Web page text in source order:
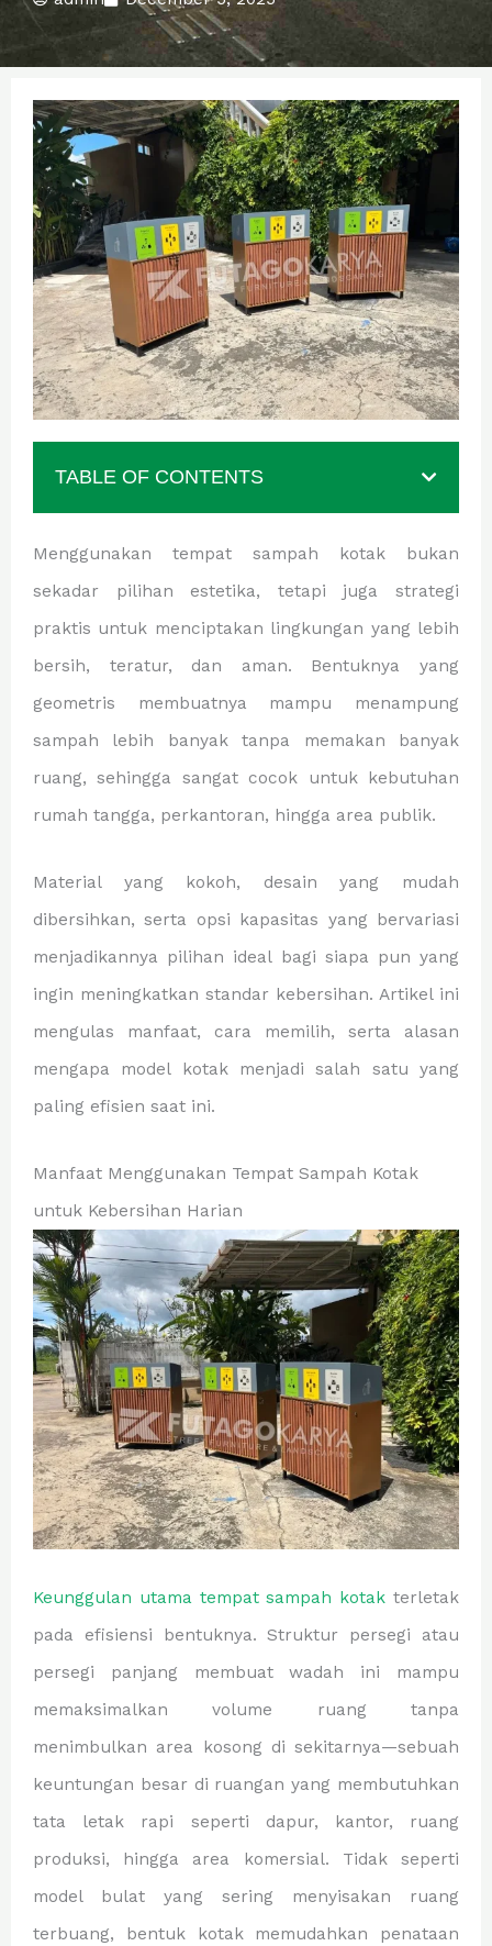
TABLE OF CONTENTS
Menggunakan tempat sampah kotak bukan
sekadar pilihan estetika, tetapi juga strategi
praktis untuk menciptakan lingkungan yang lebih
bersih, teratur, dan aman. Bentuknya yang
geometris membuatnya mampu menampung
sampah lebih banyak tanpa memakan banyak
ruang, sehingga sangat cocok untuk kebutuhan
rumah tangga, perkantoran, hingga area publik.
Material yang kokoh, desain yang mudah
dibersihkan, serta opsi kapasitas yang bervariasi
menjadikannya pilihan ideal bagi siapa pun yang
ingin meningkatkan standar kebersihan. Artikel ini
mengulas manfaat, cara memilih, serta alasan
mengapa model kotak menjadi salah satu yang
paling efisien saat ini.
Manfaat Menggunakan Tempat Sampah Kotak
untuk Kebersihan Harian
Keunggulan utama tempat sampah kotak terletak
pada efisiensi bentuknya. Struktur persegi atau
persegi panjang membuat wadah ini mampu
memaksimalkan volume ruang tanpa
menimbulkan area kosong di sekitarnya—sebuah
keuntungan besar di ruangan yang membutuhkan
tata letak rapi seperti dapur, kantor, ruang
produksi, hingga area komersial. Tidak seperti
model bulat yang sering menyisakan ruang
terbuang, bentuk kotak memudahkan penataan